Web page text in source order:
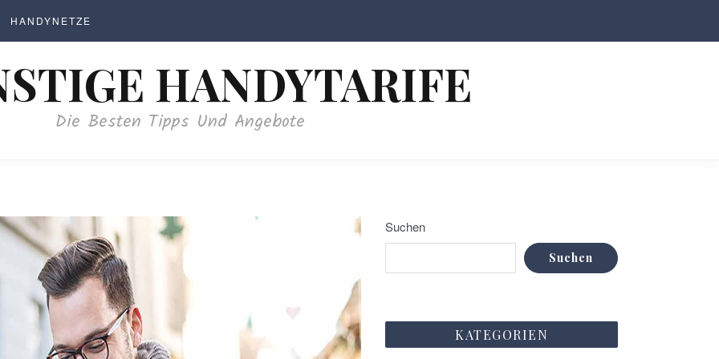
HANDYNETZE
HANDYTARIFE
Die Besten Tipps Und Angebote
Suchen
Suchen
KATEGORIEN